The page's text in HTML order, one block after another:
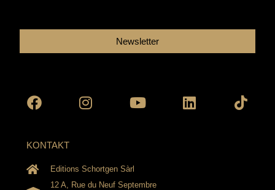
Newsletter
KONTAKT
Editions Schortgen Sàrl
12 A, Rue du Neuf Septembre